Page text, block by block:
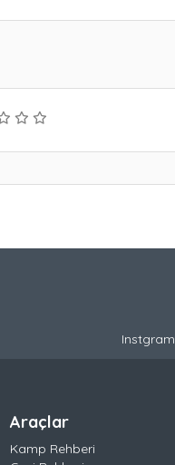
Instgram
Araçlar
Kamp Rehberi